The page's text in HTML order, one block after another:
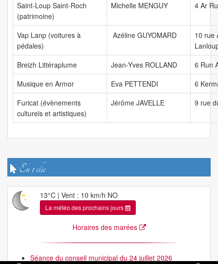
Saint-Loup Saint-Roch
(patrimoine)
Michelle MENGUY 4 Ar
Vap Lanp (voitures à
pédales)
Azéline GUYOMARD
10 rue
Breizh Littéraplume
Jean-Yves ROLLAND
6
Musique en Armor
Eva PETTENDI
6
Furicat (évènements
culturels et artistiques)
Jérôme JAVELLE 9 rue
En 1 clic
13°C | Vent : 10 km/h NO
La météo des prochains jours
Horaires des marées
Séance du conseil municipal du 24 juillet 2026